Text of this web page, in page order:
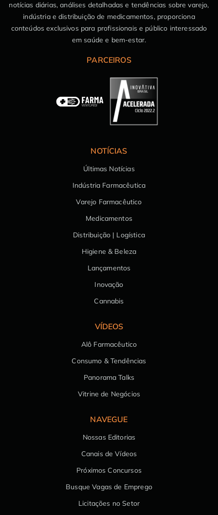
notícias diárias, análises detalhadas e tendências sobre varejo,
indústria e distribuição de medicamentos, proporciona
conteúdos exclusivos para profissionais e público interessado
em saúde e bem-estar.
PARCEIROS
NOTÍCIAS
Últimas Notícias
Indústria Farmacêutica
Varejo Farmacêutico
Medicamentos
Distribuição | Logística
Higiene & Beleza
Lançamentos
Inovação
Cannabis
VÍDEOS
Alô Farmacêutico
Consumo & Tendências
Panorama Talks
Vitrine de Negócios
NAVEGUE
Nossas Editorias
Canais de Vídeos
Próximos Concursos
Busque Vagas de Emprego
Licitações no Setor